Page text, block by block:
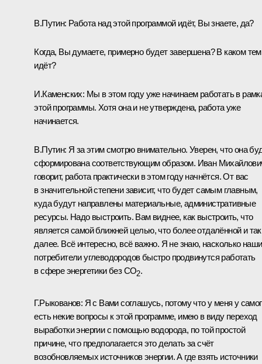
В.Путин: Работа над этой программой идёт, Вы знаете, да?
Когда, Вы думаете, примерно будет завершена? В каком
идёт?
И.Каменских: Мы в этом году уже начинаем работать в
этой программы. Хотя она и не утверждена, работа уже
начинается.
В.Путин: Я за этим смотрю внимательно. Уверен, что она
сформирована соответствующим образом. Иван
говорит, работа практически в этом году начнётся. От вас
в значительной степени зависит, что будет самым главным,
куда будут направлены материальные, административные
ресурсы. Надо выстроить. Вам виднее, как выстроить, что
является самой ближней целью, что более отдалённой и так
далее. Всё интересно, всё важно. Я не знаю, насколько наши
потребители углеводородов быстро продвинутся работать
в сфере энергетики без СО2.
Г.Рыкованов: Я с Вами соглашусь, потому что у меня у
есть некие вопросы к этой программе, имею в виду переход
выработки энергии с помощью водорода, по той простой
причине, что предполагается это делать за счёт
возобновляемых источников энергии. А где взять источники